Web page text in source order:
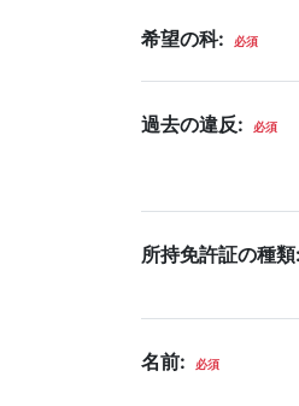
希望の科: 必須
過去の違反: 必須
所持免許証の種類:
名前: 必須